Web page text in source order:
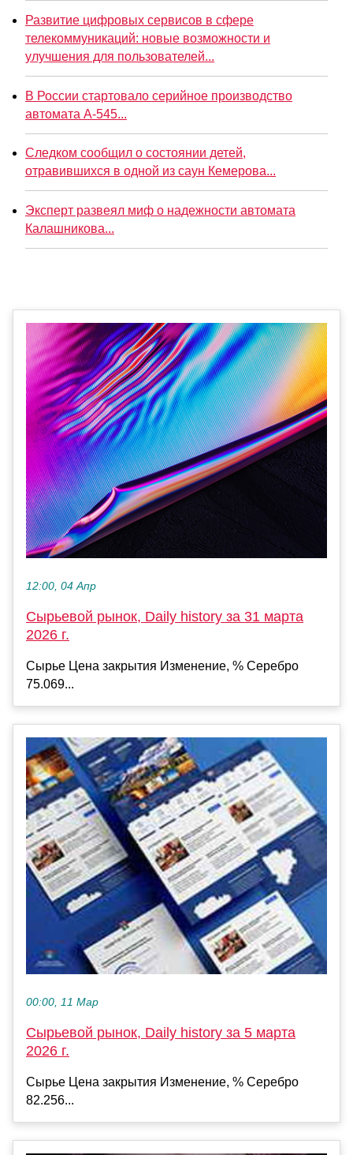
Развитие цифровых сервисов в сфере
телекоммуникаций: новые возможности и
улучшения для пользователей...
В России стартовало серийное производство
автомата А-545...
Следком сообщил о состоянии детей,
отравившихся в одной из саун Кемерова...
Эксперт развеял миф о надежности автомата
Калашникова...
12:00, 04 Апр
Сырьевой рынок, Daily history за 31 марта
2026 г.
Сырье Цена закрытия Изменение, % Серебро
75.069...
00:00, 11 Мар
Сырьевой рынок, Daily history за 5 марта
2026 г.
Сырье Цена закрытия Изменение, % Серебро
82.256...